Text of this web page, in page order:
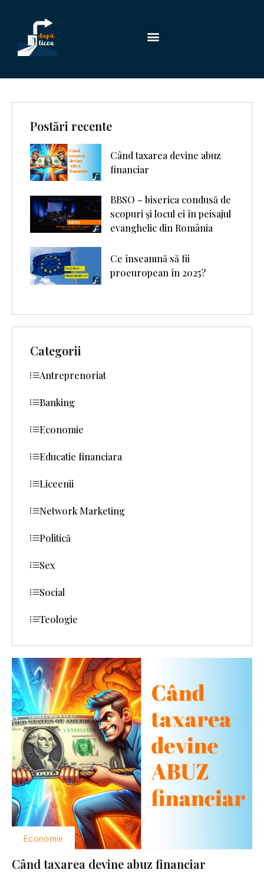
Economie
Când taxarea devine abuz financiar
Postări recente
Când taxarea devine abuz
financiar
BBSO – biserica condusă de
scopuri şi locul ei în peisajul
evanghelic din România
Ce înseamnă să fii
proeuropean în 2025?
Categorii
Antreprenoriat
Banking
Economie
Educatie financiara
Liceenii
Network Marketing
Politică
Sex
Social
Teologie